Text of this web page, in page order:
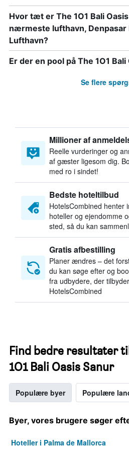
Hvor tæt er The 1O1 Bali
nærmeste lufthavn, Denpasar
Lufthavn?
Er der en pool på The 1O1
Se flere
Millioner af
Reelle vurderinger og
af gæster ligesom dig.
med ro i sindet!
Bedste hoteltilbud
HotelsCombined henter
hoteller og ejendomme
sted, så du kan
Gratis afbestilling
Planer ændres – det
du kan søge efter og
fra udbydere, der
HotelsCombined
Find bedre resultater
1O1 Bali Oasis Sanur
Populære byer Populære
Byer, vores brugere søger
Hoteller i Palma de Mallorca